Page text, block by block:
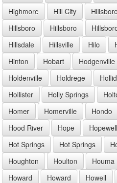
Highmore
Hill City Hillsboro
Hillsboro
Hillsboro
Hillsdale
Hillsville Hilo
Hinton
Hobart Hodgenville
Holdenville
Holdrege
Hollister
Holly Springs
Homer
Homerville Hondo
Hood River
Hope Hopewell
Hot Springs
Hot Springs
Houghton
Houlton Houma
Howard
Howard Howell